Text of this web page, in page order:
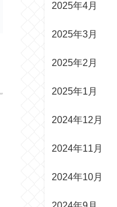
2025年4月
2025年3月
2025年2月
2025年1月
2024年12月
2024年11月
2024年10月